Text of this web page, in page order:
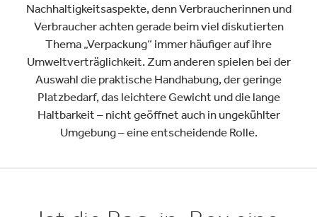
Nachhaltigkeitsaspekte, denn Verbraucherinnen und
Verbraucher achten gerade beim viel diskutierten
Thema „Verpackung“ immer häufiger auf ihre
Umweltverträglichkeit. Zum anderen spielen bei der
Auswahl die praktische Handhabung, der geringe
Platzbedarf, das leichtere Gewicht und die lange
Haltbarkeit – nicht geöffnet auch in ungekühlter
Umgebung – eine entscheidende Rolle.